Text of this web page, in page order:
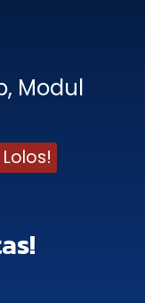
Modul